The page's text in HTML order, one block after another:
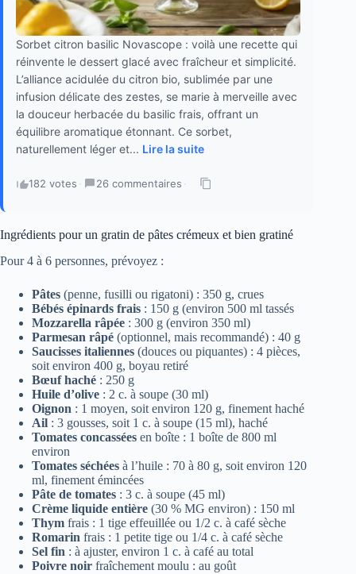
Sorbet citron basilic Novascope : voilà une recette qui
réinvente le dessert glacé avec fraîcheur et simplicité.
L’alliance acidulée du citron bio, sublimée par une
infusion délicate des zestes, se marie à merveille avec
la douceur herbacée du basilic frais, offrant un
équilibre aromatique étonnant. Ce sorbet,
naturellement léger et... Lire la suite
182 votes · 26 commentaires ·
Ingrédients pour un gratin de pâtes crémeux et bien gratiné
Pour 4 à 6 personnes, prévoyez :
Pâtes (penne, fusilli ou rigatoni) : 350 g, crues
Bébés épinards frais : 150 g (environ 500 ml tassés
Mozzarella râpée : 300 g (environ 350 ml)
Parmesan râpé (optionnel, mais recommandé) : 40 g
Saucisses italiennes (douces ou piquantes) : 4 pièces,
soit environ 400 g, boyau retiré
Bœuf haché : 250 g
Huile d’olive : 2 c. à soupe (30 ml)
Oignon : 1 moyen, soit environ 120 g, finement haché
Ail : 3 gousses, soit 1 c. à soupe (15 ml), haché
Tomates concassées en boîte : 1 boîte de 800 ml
environ
Tomates séchées à l’huile : 70 à 80 g, soit environ 120
ml, finement émincées
Pâte de tomates : 3 c. à soupe (45 ml)
Crème liquide entière (30 % MG environ) : 150 ml
Thym frais : 1 tige effeuillée ou 1/2 c. à café sèche
Romarin frais : 1 petite tige ou 1/4 c. à café sèche
Sel fin : à ajuster, environ 1 c. à café au total
Poivre noir fraîchement moulu : au goût